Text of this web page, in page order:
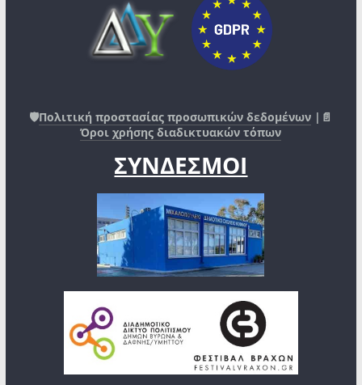
🛡️Πολιτική προστασίας προσωπικών δεδομένων |📄
Όροι χρήσης διαδικτυακών τόπων
ΣΥΝΔΕΣΜΟΙ